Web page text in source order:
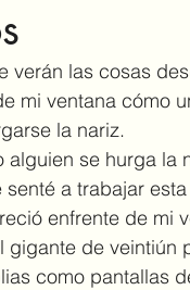
verán las cosas
mi ventana cómo
la nariz.
a trabajar
enfrente de mi
gigante de veintiún
como pantallas